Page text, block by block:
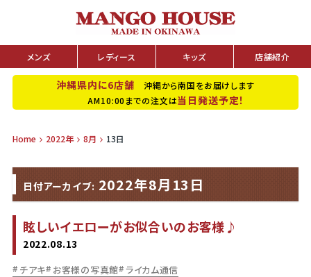
メンズ レディース キッズ 店舗紹介
沖縄県内に6店舗 沖縄から南国をお届けします
AM10:00までの注文は当日発送予定！
Home 2022年 8月 13日
日付アーカイブ: 2022年8月13日
眩しいイエローがお似合いのお客様♪
2022.08.13
チアキ お客様の写真館 ライカム通信